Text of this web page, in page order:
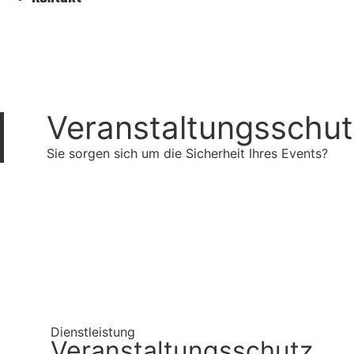
Sie sorgen sich um die Sicherheit Ihres Events?
Dienstleistung